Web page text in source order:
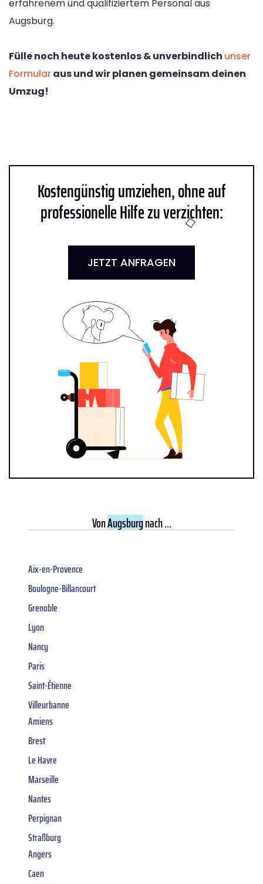
erfahrenem und qualifiziertem Personal aus
Augsburg.
Fülle noch heute kostenlos & unverbindlich unser
Formularaus und wir planen gemeinsam deinen
Umzug!
Kostengünstig umziehen, ohne auf
professionelle Hilfe zu verzichten:
JETZT ANFRAGEN
VonAugsburgnach ...
Aix-en-Provence
Boulogne-Billancourt
Grenoble
Lyon
Nancy
Paris
Saint-Étienne
Villeurbanne
Amiens
Brest
Le Havre
Marseille
Nantes
Perpignan
Straßburg
Angers
Caen